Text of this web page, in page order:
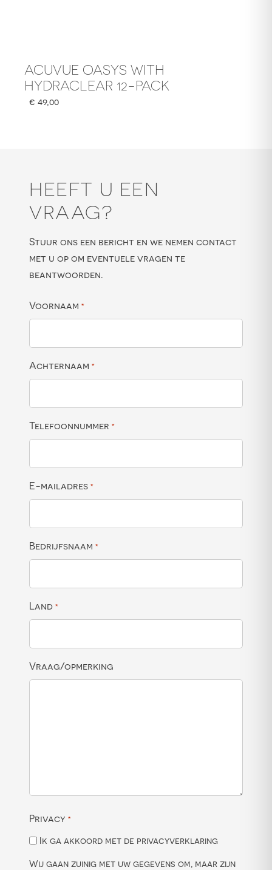
ACUVUE OASYS WITH
HYDRACLEAR 12-PACK
€ 49,00
HEEFT U EEN
VRAAG?
Stuur ons een bericht en we nemen contact
met u op om eventuele vragen te
beantwoorden.
Voornaam *
Achternaam *
Telefoonnummer *
E-mailadres *
Bedrijfsnaam *
Land *
Vraag/opmerking
Privacy *
Ik ga akkoord met de privacyverklaring
Wij gaan zuinig met uw gegevens om, maar zijn